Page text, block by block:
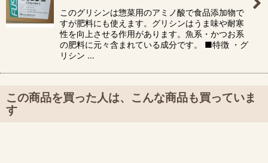
このグリシンは惣菜用のアミノ酸で食品添加物で
すが肥料にも使えます。グリシンはうま味や耐寒
性を向上させる作用があります。魚系・かつお系
の肥料に元々含まれている成分です。 ■特徴 ・グ
リシン …
この商品を買った人は、こんな商品も買っていま
す